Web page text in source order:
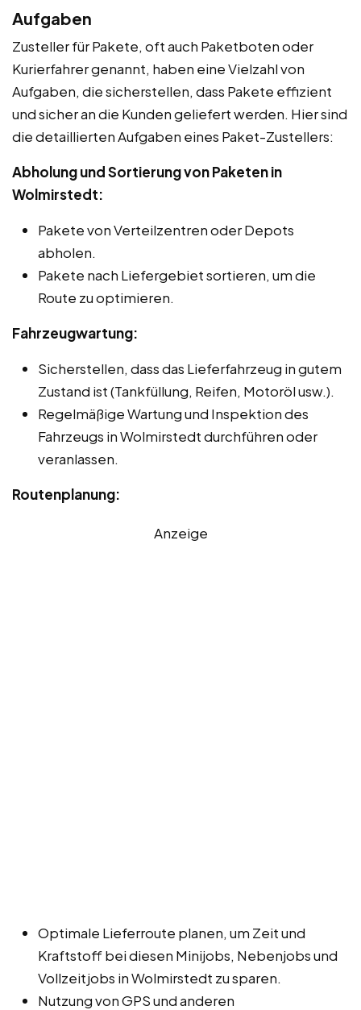
Aufgaben
Zusteller für Pakete, oft auch Paketboten oder
Kurierfahrer genannt, haben eine Vielzahl von
Aufgaben, die sicherstellen, dass Pakete effizient
und sicher an die Kunden geliefert werden. Hier sind
die detaillierten Aufgaben eines Paket-Zustellers:
Abholung und Sortierung von Paketen in
Wolmirstedt:
Pakete von Verteilzentren oder Depots
abholen.
Pakete nach Liefergebiet sortieren, um die
Route zu optimieren.
Fahrzeugwartung:
Sicherstellen, dass das Lieferfahrzeug in gutem
Zustand ist (Tankfüllung, Reifen, Motoröl usw.).
Regelmäßige Wartung und Inspektion des
Fahrzeugs in Wolmirstedt durchführen oder
veranlassen.
Routenplanung:
Anzeige
Optimale Lieferroute planen, um Zeit und
Kraftstoff bei diesen Minijobs, Nebenjobs und
Vollzeitjobs in Wolmirstedt zu sparen.
Nutzung von GPS und anderen